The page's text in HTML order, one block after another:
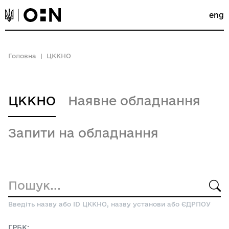
eng
Головна ЦККНО
ЦККНО Наявне обладнання
Запити на обладнання
Введіть назву або ID ЦККНО, назву установи або ЄДРПОУ